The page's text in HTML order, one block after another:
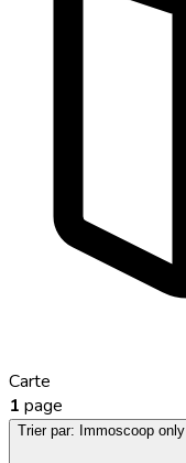
Carte
1 page
Trier par: Immoscoop only